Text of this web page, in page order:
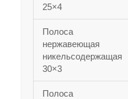
25×4
Полоса
нержавеющая
никельсодержащая
30×3
Полоса